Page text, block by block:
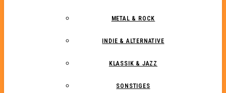
METAL & ROCK
INDIE & ALTERNATIVE
KLASSIK & JAZZ
SONSTIGES